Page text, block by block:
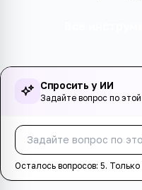
Спросить у ИИ
Задайте вопрос по
Осталось вопросов: 5. Только